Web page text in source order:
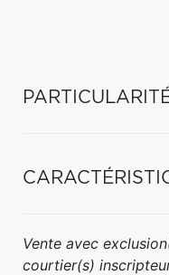
Vente avec
courtier(s)